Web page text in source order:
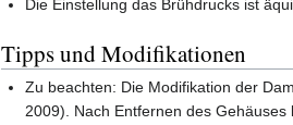
Die Einstellung das Brühdrucks ist
Tipps und Modifikationen
Zu beachten: Die Modifikation der
2009). Nach Entfernen des